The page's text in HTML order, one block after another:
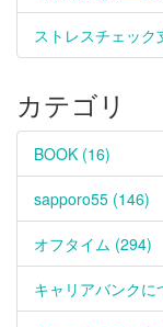
ストレスチェック
カテゴリ
BOOK (16)
sapporo55 (146)
オフタイム (294)
キャリアバンクに